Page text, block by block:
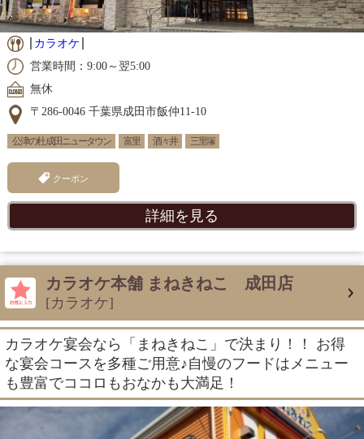
カラオケ
営業時間：9:00～翌5:00
無休
〒286-0046 千葉県成田市飯仲11-10
公津の杜 成田ニュータウン 富里 酒々井 三里塚
クーポン
詳細を見る
カラオケ本舗 まねきねこ 成田店
[カラオケ]
カラオケ宴会なら「まねきねこ」で決まり！！ お得
な宴会コースを多種ご用意♪自慢のフードはメニュー
も豊富でココロもおなかも大満足！